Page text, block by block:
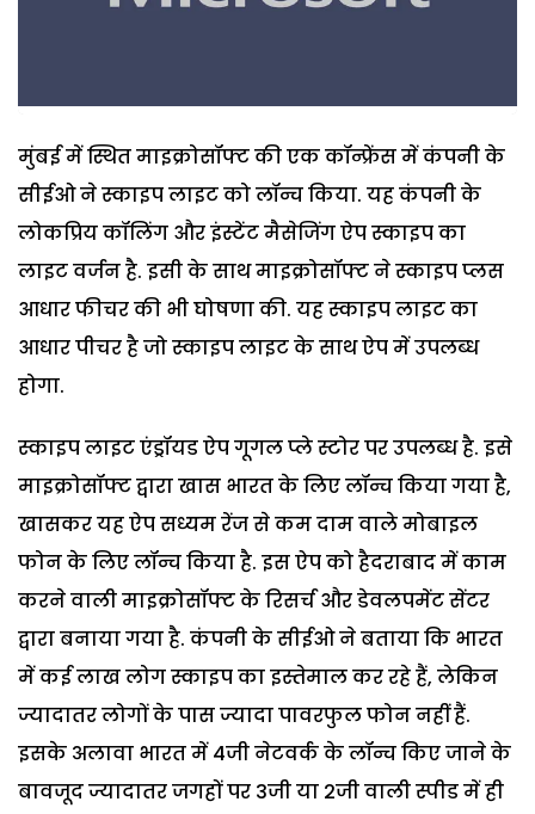
मुंबई में स्थित माइक्रोसॉफ्ट की एक कॉन्फ्रेंस में कंपनी के
सीईओ ने स्काइप लाइट को लॉन्च किया. यह कंपनी के
लोकप्रिय कॉलिंग और इंस्टेंट मैसेजिंग ऐप स्काइप का
लाइट वर्जन है. इसी के साथ माइक्रोसॉफ्ट ने स्काइप प्लस
आधार फीचर की भी घोषणा की. यह स्काइप लाइट का
आधार पीचर है जो स्काइप लाइट के साथ ऐप में उपलब्ध
होगा.
स्काइप लाइट एंड्रॉयड ऐप गूगल प्ले स्टोर पर उपलब्ध है. इसे
माइक्रोसॉफ्ट द्वारा खास भारत के लिए लॉन्च किया गया है,
खासकर यह ऐप सध्यम रेंज से कम दाम वाले मोबाइल
फोन के लिए लॉन्च किया है. इस ऐप को हैदराबाद में काम
करने वाली माइक्रोसॉफ्ट के रिसर्च और डेवलपमेंट सेंटर
द्वारा बनाया गया है. कंपनी के सीईओ ने बताया कि भारत
में कई लाख लोग स्काइप का इस्तेमाल कर रहे हैं, लेकिन
ज्यादातर लोगों के पास ज्यादा पावरफुल फोन नहीं हैं.
इसके अलावा भारत में 4जी नेटवर्क के लॉन्च किए जाने के
बावजूद ज्यादातर जगहों पर 3जी या 2जी वाली स्पीड में ही